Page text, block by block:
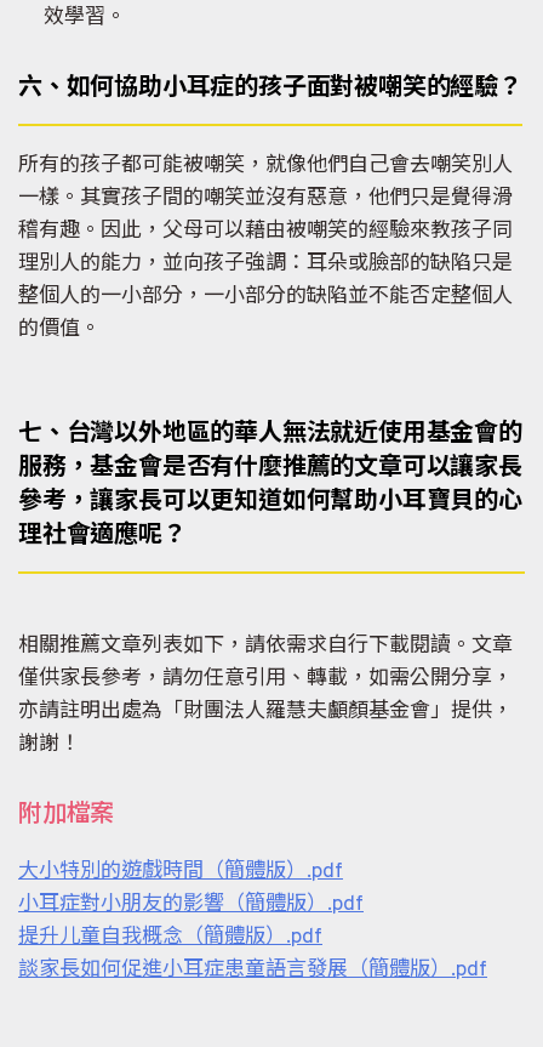
效學習。
六、如何協助小耳症的孩子面對被嘲笑的經驗？
所有的孩子都可能被嘲笑，就像他們自己會去嘲笑別人
一樣。其實孩子間的嘲笑並沒有惡意，他們只是覺得滑
稽有趣。因此，父母可以藉由被嘲笑的經驗來教孩子同
理別人的能力，並向孩子強調：耳朵或臉部的缺陷只是
整個人的一小部分，一小部分的缺陷並不能否定整個人
的價值。
七、台灣以外地區的華人無法就近使用基金會的
服務，基金會是否有什麼推薦的文章可以讓家長
參考，讓家長可以更知道如何幫助小耳寶貝的心
理社會適應呢？
相關推薦文章列表如下，請依需求自行下載閱讀。文章
僅供家長參考，請勿任意引用、轉載，如需公開分享，
亦請註明出處為「財團法人羅慧夫顱顏基金會」提供，
謝謝！
附加檔案
大小特別的遊戲時間（簡體版）.pdf
小耳症對小朋友的影響（簡體版）.pdf
提升儿童自我概念（簡體版）.pdf
談家長如何促進小耳症患童語言發展（簡體版）.pdf